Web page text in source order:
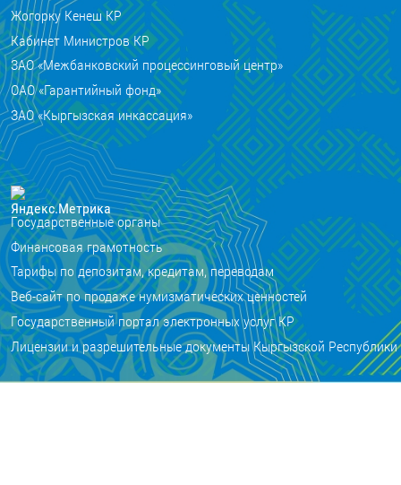
Жогорку Кенеш КР
Кабинет Министров КР
ЗАО «Межбанковский процессинговый центр»
ОАО «Гарантийный фонд»
ЗАО «Кыргызская инкассация»
Государственные органы
Финансовая грамотность
Тарифы по депозитам, кредитам, переводам
Веб-сайт по продаже нумизматических ценностей
Государственный портал электронных услуг КР
Лицензии и разрешительные документы Кыргызской Республики